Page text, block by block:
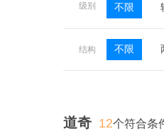
级别 不限
结构 不限
道奇 12个符合条